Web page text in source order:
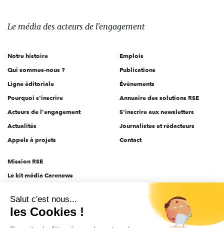
des
l'engagement
Le média des acteurs de l'engagement
Notre histoire
Qui sommes-nous ?
Ligne éditoriale
Pourquoi s'inscrire
Acteurs de l'engagement
Actualités
Appels à projets
Emplois
Publications
Évènements
Annuaire des solutions RSE
S'inscrire aux newsletters
Journalistes et rédacteurs
Contact
Mission RSE
Le kit média Carenews
AEF info
Novethic
Salut c'est nous...
les Cookies !